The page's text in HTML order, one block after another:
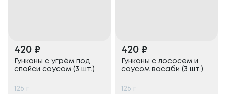
420 ₽
Гунканы с угрём под
спайси соусом (3 шт.)
126 г
420 ₽
Гунканы с лососем и
соусом васаби (3 шт.)
126 г